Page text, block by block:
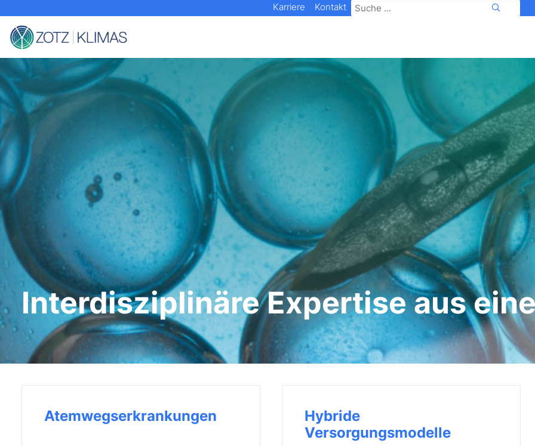
Karriere Kontakt
Interdisziplinäre Expertise aus
Atemwegserkrankungen
Hybride
Versorgungsmodelle